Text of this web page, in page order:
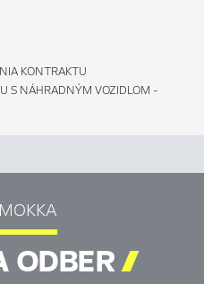
KONTRAKTU
S NÁHRADNÝM VOZIDLOM -
ODBER